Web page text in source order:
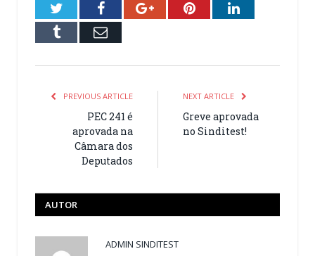
TwitterFacebookGoogle+PinterestLinkedIn
Tumblr Email
PREVIOUS ARTICLE
PEC 241 é
aprovada na
Câmara dos
Deputados
NEXT ARTICLE
Greve aprovada
no Sinditest!
AUTOR
ADMIN SINDITEST